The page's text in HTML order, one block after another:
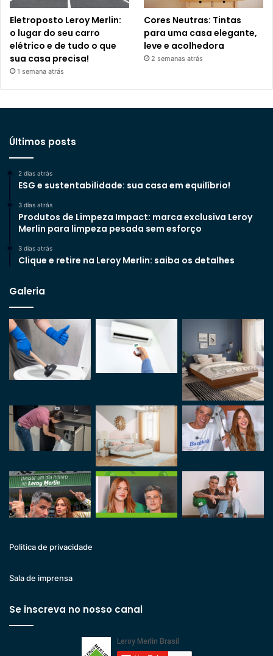
Eletroposto Leroy Merlin:
o lugar do seu carro
elétrico e de tudo o que
sua casa precisa!
1 semana atrás
Cores Neutras: Tintas
para uma casa elegante,
leve e acolhedora
2 semanas atrás
Últimos posts
2 dias atrás
ESG e sustentabilidade: sua casa em equilíbrio!
3 dias atrás
Produtos de Limpeza Impact: marca exclusiva Leroy
Merlin para limpeza pesada sem esforço
3 dias atrás
Clique e retire na Leroy Merlin: saiba os detalhes
Galeria
Politica de privacidade
Sala de imprensa
Se inscreva no nosso canal